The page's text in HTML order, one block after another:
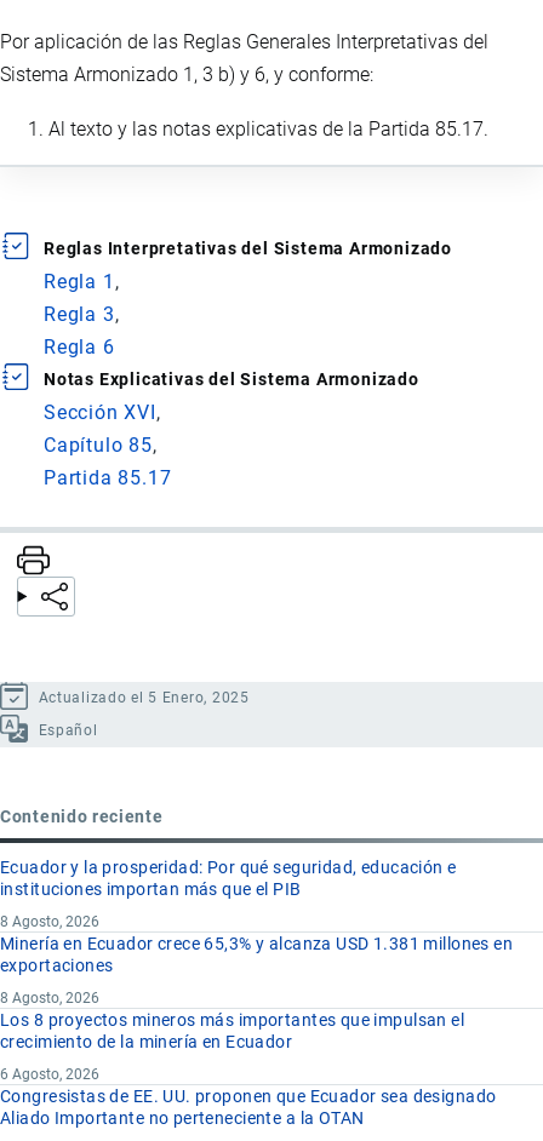
Por aplicación de las Reglas Generales Interpretativas del
Sistema Armonizado 1, 3 b) y 6, y conforme:
Al texto y las notas explicativas de la Partida 85.17.
Reglas Interpretativas del Sistema Armonizado
Regla 1
Regla 3
Regla 6
Notas Explicativas del Sistema Armonizado
Sección XVI
Capítulo 85
Partida 85.17
Actualizado el 5 Enero, 2025
Español
Contenido reciente
Ecuador y la prosperidad: Por qué seguridad, educación e
instituciones importan más que el PIB
8 Agosto, 2026
Minería en Ecuador crece 65,3% y alcanza USD 1.381 millones en
exportaciones
8 Agosto, 2026
Los 8 proyectos mineros más importantes que impulsan el
crecimiento de la minería en Ecuador
6 Agosto, 2026
Congresistas de EE. UU. proponen que Ecuador sea designado
Aliado Importante no perteneciente a la OTAN